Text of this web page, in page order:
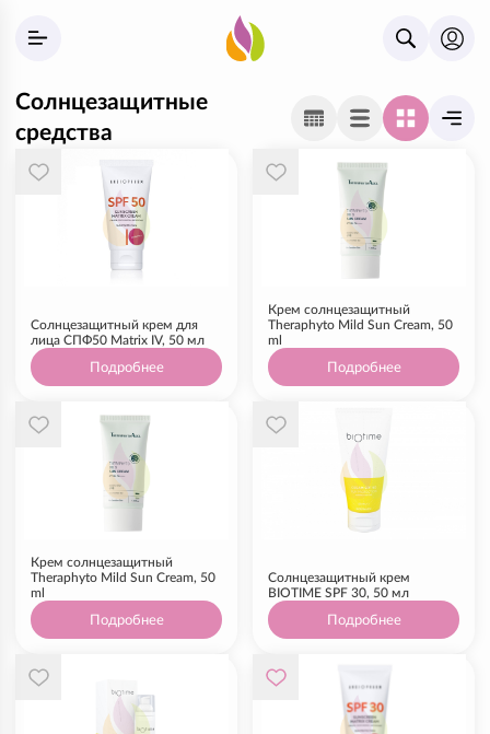
Солнцезащитные
средства
Солнцезащитный крем для
лица СПФ50 Matrix IV, 50 мл
Подробнее
Крем солнцезащитный
Theraphyto Mild Sun Cream, 50
ml
Подробнее
Крем солнцезащитный
Theraphyto Mild Sun Cream, 50
ml
Подробнее
Солнцезащитный крем
BIOTIME SPF 30, 50 мл
Подробнее